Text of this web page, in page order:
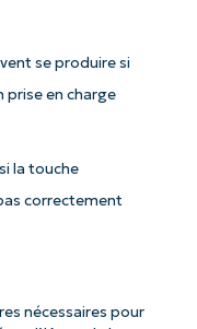
se produire si
prise en charge
la touche
correctement
nécessaires pour